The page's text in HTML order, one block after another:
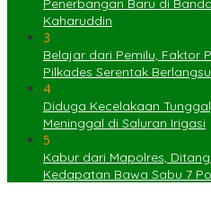
Penerbangan Baru di
Kaharuddin
3
Belajar dari Pemilu, Faktor
Pilkades Serentak
4
Diduga Kecelakaan
Meninggal di Saluran Irigasi
5
Kabur dari Mapolres,
Kedapatan Bawa Sabu 7